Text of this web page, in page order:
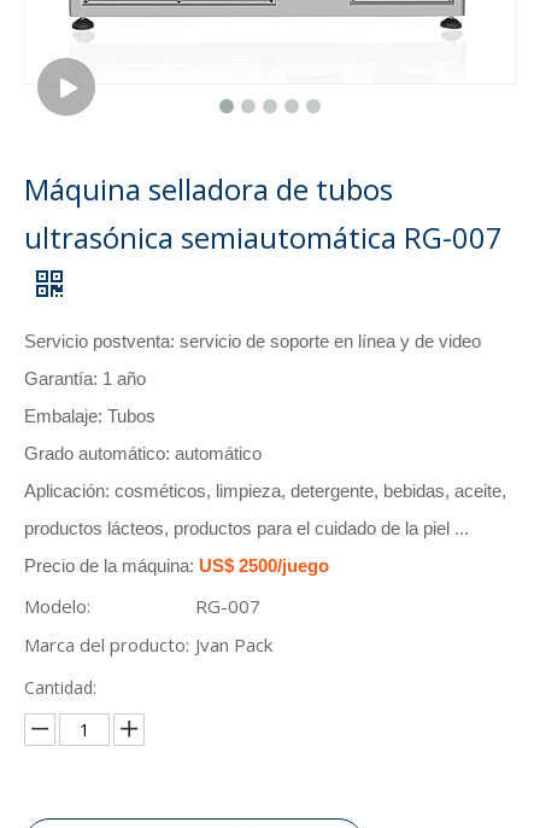
Máquina selladora de tubos
ultrasónica semiautomática RG-007
Servicio postventa: servicio de soporte en línea y de video
Garantía: 1 año
Embalaje: Tubos
Grado automático: automático
Aplicación: cosméticos, limpieza, detergente, bebidas, aceite,
productos lácteos, productos para el cuidado de la piel ...
Precio de la máquina: US$ 2500/juego
Modelo:
RG-007
Marca del producto: Jvan Pack
Cantidad: